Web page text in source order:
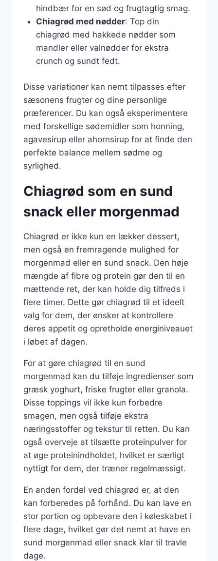
hindbær for en sød og frugtagtig smag.
Chiagrød med nødder: Top din
chiagrød med hakkede nødder som
mandler eller valnødder for ekstra
crunch og sundt fedt.
Disse variationer kan nemt tilpasses efter
sæsonens frugter og dine personlige
præferencer. Du kan også eksperimentere
med forskellige sødemidler som honning,
agavesirup eller ahornsirup for at finde den
perfekte balance mellem sødme og
syrlighed.
Chiagrød som en sund
snack eller morgenmad
Chiagrød er ikke kun en lækker dessert,
men også en fremragende mulighed for
morgenmad eller en sund snack. Den høje
mængde af fibre og protein gør den til en
mættende ret, der kan holde dig tilfreds i
flere timer. Dette gør chiagrød til et ideelt
valg for dem, der ønsker at kontrollere
deres appetit og opretholde energiniveauet
i løbet af dagen.
For at gøre chiagrød til en sund
morgenmad kan du tilføje ingredienser som
græsk yoghurt, friske frugter eller granola.
Disse toppings vil ikke kun forbedre
smagen, men også tilføje ekstra
næringsstoffer og tekstur til retten. Du kan
også overveje at tilsætte proteinpulver for
at øge proteinindholdet, hvilket er særligt
nyttigt for dem, der træner regelmæssigt.
En anden fordel ved chiagrød er, at den
kan forberedes på forhånd. Du kan lave en
stor portion og opbevare den i køleskabet i
flere dage, hvilket gør det nemt at have en
sund morgenmad eller snack klar til travle
dage.